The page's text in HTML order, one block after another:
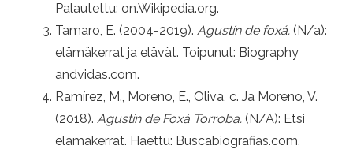
Palautettu: on.Wikipedia.org.
Tamaro, E. (2004-2019). Agustín de foxá. (N/a):
elämäkerrat ja elävät. Toipunut: Biography
andvidas.com.
Ramírez, M., Moreno, E., Oliva, c. Ja Moreno, V.
(2018). Agustín de Foxá Torroba. (N/A): Etsi
elämäkerrat. Haettu: Buscabiografias.com.